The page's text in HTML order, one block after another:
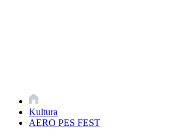
Kultura
AERO PES FEST